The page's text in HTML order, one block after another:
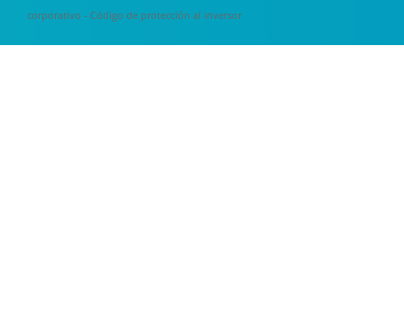
corporativo - Código de protección al inversor